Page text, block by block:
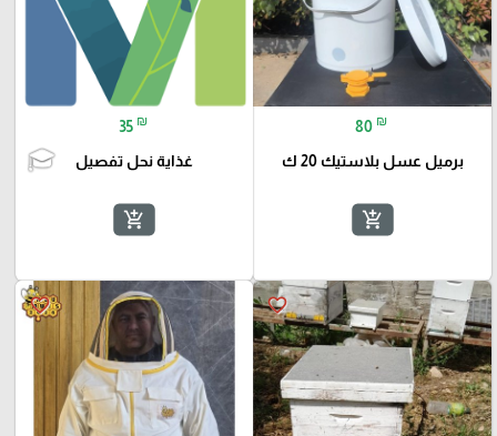
80 ₪
برميل عسل بلاستيك 20 ك
add_shopping_cart
35 ₪
غذاية نحل تفصيل
add_shopping_cart
favorite_border
favorite_border